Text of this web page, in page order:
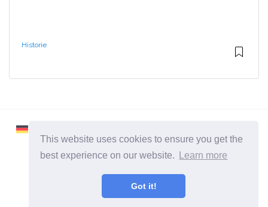
This website uses cookies to ensure you get the
best experience on our website.
Learn more
Got it!
Historie
2026 ©Learnaboutworld
Alle Kategorier